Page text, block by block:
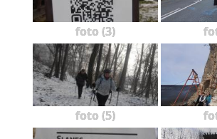
foto (3)
foto (5)